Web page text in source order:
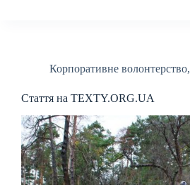
Корпоративне волонтерство,
Стаття на TEXTY.ORG.UA